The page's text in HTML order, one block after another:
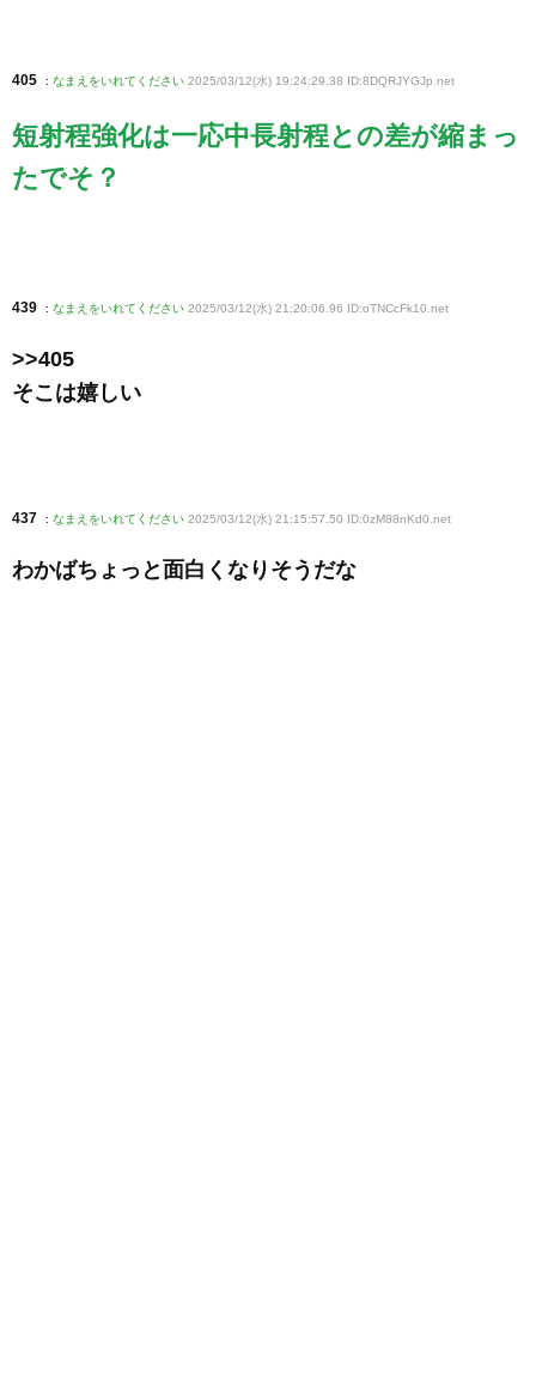
405 : なまえをいれてください 2025/03/12(水) 19:24:29.38 ID:8DQRJYGJp .net
短射程強化は一応中長射程との差が縮まっ
たでそ？
439 : なまえをいれてください 2025/03/12(水) 21:20:06.96 ID:oTNCcFk10 .net
>>405
そこは嬉しい
437 : なまえをいれてください 2025/03/12(水) 21:15:57.50 ID:0zM88nKd0 .net
わかばちょっと面白くなりそうだな